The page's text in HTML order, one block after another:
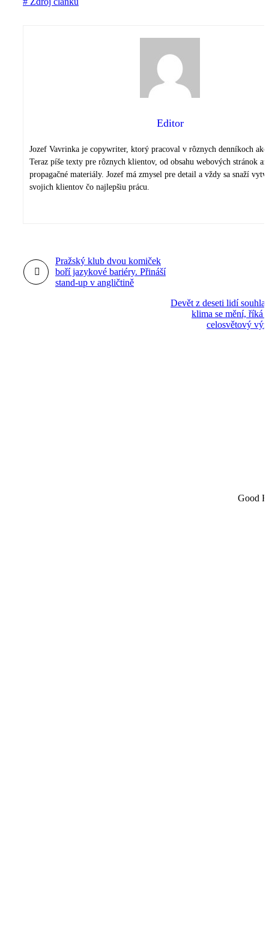
Editor
Jozef Vavrinka je copywriter, ktorý pracoval v rôznych denníkoch
Teraz píše texty pre rôznych klientov, od obsahu webových stránok až
propagačné materiály. Jozef má zmysel pre detail a vždy sa snaží
svojich klientov čo najlepšiu prácu.
Pražský klub dvou komiček
boří jazykové bariéry. Přináší
stand-up v angličtině
Devět z deseti lidí
klima se mění, říká
celosvětový
Good